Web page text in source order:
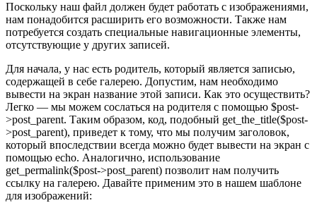
Поскольку наш файл должен будет работать с изображениями,
нам понадобится расширить его возможности. Также нам
потребуется создать специальные навигационные элементы,
отсутствующие у других записей.
Для начала, у нас есть родитель, который является записью,
содержащей в себе галерею. Допустим, нам необходимо
вывести на экран название этой записи. Как это осуществить?
Легко — мы можем сослаться на родителя с помощью $post-
>post_parent. Таким образом, код, подобный get_the_title($post-
>post_parent), приведет к тому, что мы получим заголовок,
который впоследствии всегда можно будет вывести на экран с
помощью echo. Аналогично, использование
get_permalink($post->post_parent) позволит нам получить
ссылку на галерею. Давайте применим это в нашем шаблоне
для изображений: